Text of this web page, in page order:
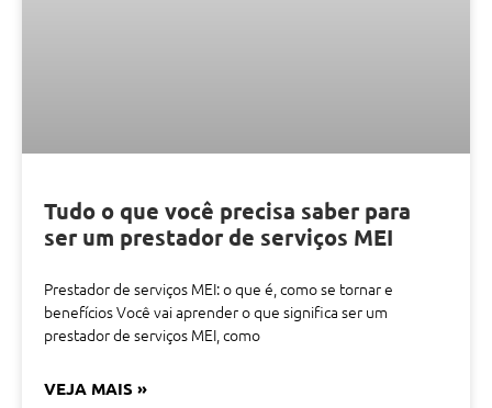
Tudo o que você precisa saber para
ser um prestador de serviços MEI
Prestador de serviços MEI: o que é, como se tornar e
benefícios Você vai aprender o que significa ser um
prestador de serviços MEI, como
VEJA MAIS »